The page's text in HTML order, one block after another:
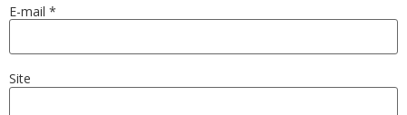
E-mail *
Site